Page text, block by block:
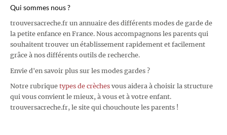
Qui sommes nous ?
trouversacreche.fr un annuaire des différents modes de garde de
la petite enfance en France. Nous accompagnons les parents qui
souhaitent trouver un établissement rapidement et facilement
grâce à nos différents outils de recherche.
Envie d'en savoir plus sur les modes gardes ?
Notre rubrique types de crèches vous aidera à choisir la structure
qui vous convient le mieux, à vous et à votre enfant.
trouversacreche.fr, le site qui chouchoute les parents !